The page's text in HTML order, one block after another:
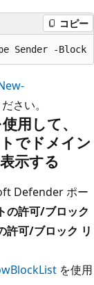
コピー
さい。
用して、
でドメイン
示する
Defender ポー
の許可/ブロック
許可/ブロック リ
を使用